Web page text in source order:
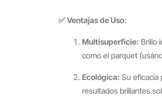
✅ Ventajas de Uso:
Multisuperficie: Brillo
como el parquet
Ecológica: Su eficacia
resultados brillantes